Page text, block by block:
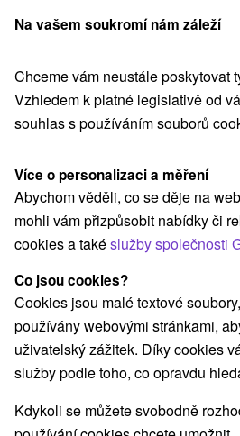
člen skupinySorger
na Slovensku Východné
Ubytování Pača
Kategorie
Všechny kategorie
Chaty na
Drevenice(1)
Vyberte lokalitu nebo termín
VŠECHNY NEJLEVNĚJŠÍ
Na vašem soukromí nám záleží
Chceme vám neustále poskytovat
Vzhledem k platné legislativě od
souhlas s používáním souborů
Více o personalizaci a měření
Abychom věděli, co se děje na
mohli vám přizpůsobit nabídky či
cookies a takéslužby společnosti
Co jsou cookies?
Cookies jsou malé textové
používány webovými stránkami,
uživatelský zážitek. Díky cookies
služby podle toho, co opravdu
Kdykoli se můžete svobodně